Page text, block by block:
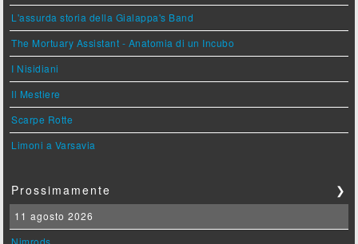
L'assurda storia della Gialappa's Band
The Mortuary Assistant - Anatomia di un Incubo
I Nisidiani
Il Mestiere
Scarpe Rotte
Limoni a Varsavia
Prossimamente ❯
11 agosto 2026